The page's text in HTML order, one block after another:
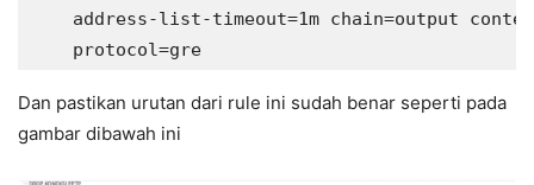
address-list-timeout=1m chain=output
Dan pastikan urutan dari rule ini sudah benar seperti pada
gambar dibawah ini